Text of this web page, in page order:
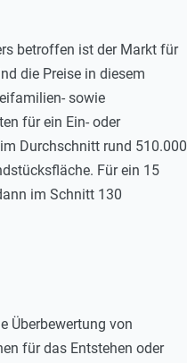
betroffen ist der Markt für
die Preise in diesem
sowie
für ein Ein- oder
Durchschnitt rund 510.000
Für ein 15
im Schnitt 130
Überbewertung von
für das Entstehen oder